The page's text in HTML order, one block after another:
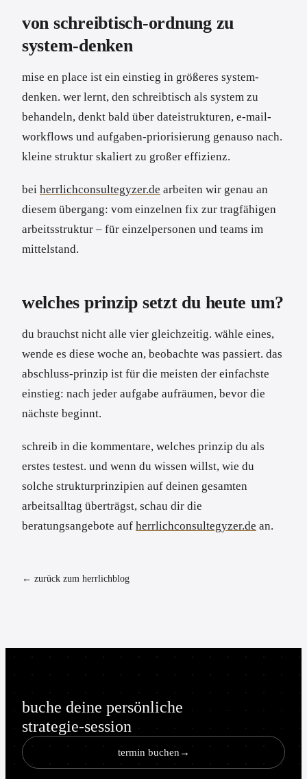
von schreibtisch-ordnung zu
system-denken
mise en place ist ein einstieg in größeres system-
denken. wer lernt, den schreibtisch als system zu
behandeln, denkt bald über dateistrukturen, e-mail-
workflows und aufgaben-priorisierung genauso nach.
kleine struktur skaliert zu großer effizienz.
bei herrlichconsultegyzer.de arbeiten wir genau an
diesem übergang: vom einzelnen fix zur tragfähigen
arbeitsstruktur – für einzelpersonen und teams im
mittelstand.
welches prinzip setzt du heute um?
du brauchst nicht alle vier gleichzeitig. wähle eines,
wende es diese woche an, beobachte was passiert. das
abschluss-prinzip ist für die meisten der einfachste
einstieg: nach jeder aufgabe aufräumen, bevor die
nächste beginnt.
schreib in die kommentare, welches prinzip du als
erstes testest. und wenn du wissen willst, wie du
solche strukturprinzipien auf deinen gesamten
arbeitsalltag überträgst, schau dir die
beratungsangebote auf herrlichconsultegyzer.de an.
← zurück zum herrlichblog
buche deine persönliche
strategie-session
termin buchen →